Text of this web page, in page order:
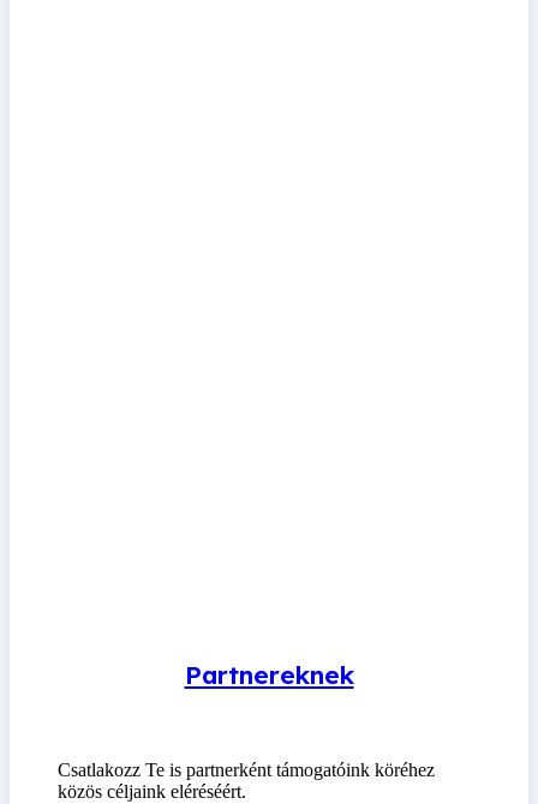
Partnereknek
Csatlakozz Te is partnerként támogatóink köréhez
közös céljaink eléréséért.